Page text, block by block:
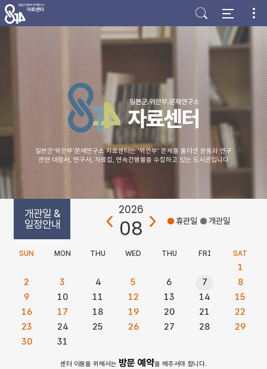
주
메
뉴
바
로
가
기
본
문
바
로
가
기
하
단
바
로
가
기
일본군‘위안부’문제연구소 자료센터는 ‘위안부’ 문제를 둘러싼 운동과 연구
관련 대중서, 연구서, 자료집, 연속간행물을 수집하고 있는 도서관입니다
개관일 &
일정안내
2026
08 휴관일 개관일
SUN MON THU WED THU FRI SAT
1
2
3 4 5 6 7
8
9
10 11 12 13 14
15
16
17 18 19 20 21
22
23
24 25 26 27 28
29
30
31
센터 이용을 위해서는 방문 예약을 해주셔야 합니다.